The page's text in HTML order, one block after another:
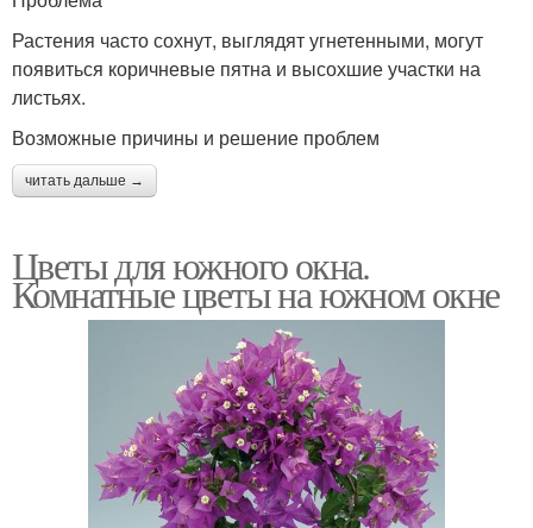
Растения часто сохнут, выглядят угнетенными, могут
появиться коричневые пятна и высохшие участки на
листьях.
Возможные причины и решение проблем
читать дальше →
Цветы для южного окна.
Комнатные цветы на южном окне